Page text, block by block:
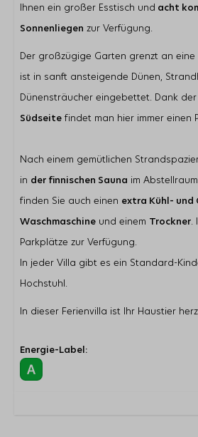
Ihnen ein großer Esstisch und acht
Sonnenliegen zur Verfügung.
Der großzügige Garten grenzt an
ist in sanft ansteigende Dünen,
Dünensträucher eingebettet. Dank der
Südseite findet man hier immer einen
Nach einem gemütlichen
in der finnischen Sauna im
finden Sie auch einen extra Kühl- und
Waschmaschine und einem Trockner.
Parkplätze zur Verfügung.
In jeder Villa gibt es ein Standard-
Hochstuhl.
In dieser Ferienvilla ist Ihr Haustier
Energie-Label: